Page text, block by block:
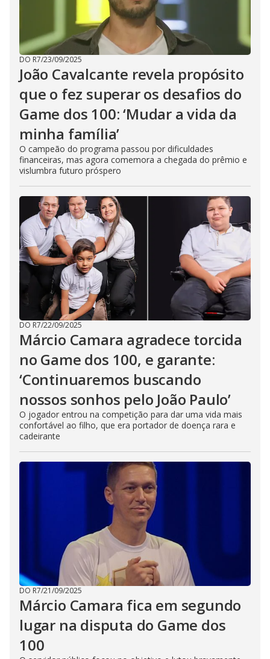
DO R7/23/09/2025
João Cavalcante revela propósito
que o fez superar os desafios do
Game dos 100: ‘Mudar a vida da
minha família’
O campeão do programa passou por dificuldades
financeiras, mas agora comemora a chegada do prêmio e
vislumbra futuro próspero
DO R7/22/09/2025
Márcio Camara agradece torcida
no Game dos 100, e garante:
‘Continuaremos buscando
nossos sonhos pelo João Paulo’
O jogador entrou na competição para dar uma vida mais
confortável ao filho, que era portador de doença rara e
cadeirante
DO R7/21/09/2025
Márcio Camara fica em segundo
lugar na disputa do Game dos
100